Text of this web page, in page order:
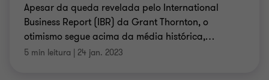
Apesar da queda revelada pelo International
Business Report (IBR) da Grant Thornton, o
otimismo segue acima da média histórica,…
5 min leitura | 24 jan. 2023